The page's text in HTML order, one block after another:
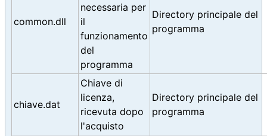
common.dll
necessaria per
il
funzionamento
del
programma
Directory principale del
programma
chiave.dat
Chiave di
licenza,
ricevuta dopo
l'acquisto
Directory principale del
programma